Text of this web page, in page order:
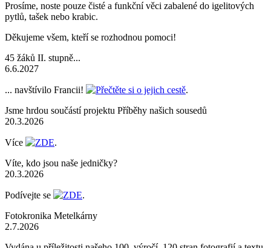
Prosíme, noste pouze čisté a funkční věci zabalené do igelitových
pytlů, tašek nebo krabic.
Děkujeme všem, kteří se rozhodnou pomoci!
45 žáků II. stupně...
6.6.2027
... navštívilo Francii! Přečtěte si o jejich cestě.
Jsme hrdou součástí projektu Příběhy našich sousedů
20.3.2026
Více ZDE.
Víte, kdo jsou naše jedničky?
20.3.2026
Podívejte se ZDE.
Fotokronika Metelkárny
2.7.2026